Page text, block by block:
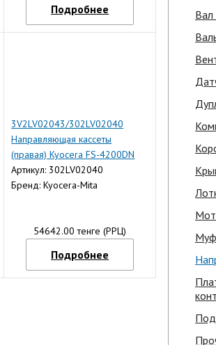
Подробнее
3V2LV02043/302LV02040
Направляющая кассеты
(правая) Kyocera FS-4200DN
(О)
Артикул: 302LV02040
Бренд: Kyocera-Mita
54642.00 тенге (РРЦ)
Подробнее
Вал